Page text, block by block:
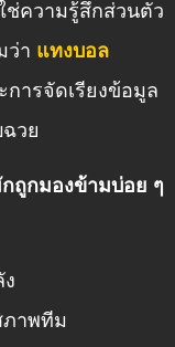
ช่ความรู้สึกส่วนตัว
ว่า แทงบอล
การจัดเรียงข้อมูล
วย
ถูกมองข้ามบ่อย ๆ
ภาพทีม